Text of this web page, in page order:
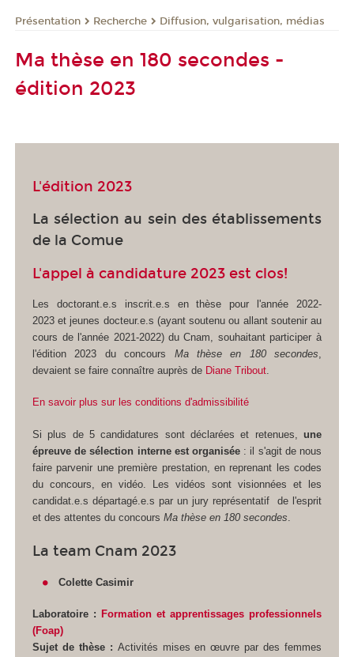
Présentation Recherche Diffusion, vulgarisation, médias
Ma thèse en 180 secondes -
édition 2023
L'édition 2023
La sélection au sein des établissements
de la Comue
L'appel à candidature 2023 est clos!
Les doctorant.e.s inscrit.e.s en thèse pour l'année 2022-
2023 et jeunes docteur.e.s (ayant soutenu ou allant soutenir au
cours de l'année 2021-2022) du Cnam, souhaitant participer à
l'édition 2023 du concours Ma thèse en 180 secondes
devaient se faire connaître auprès de Diane Tribout
En savoir plus sur les conditions d'admissibilité
Si plus de 5 candidatures sont déclarées et retenues, une
épreuve de sélection interne est organisée : il s'agit de nous
faire parvenir une première prestation, en reprenant les codes
du concours, en vidéo. Les vidéos sont visionnées et les
candidat.e.s départagé.e.s par un jury représentatif de l'esprit
et des attentes du concoursMa thèse en 180 secondes
La team Cnam 2023
Colette Casimir
Laboratoire : Formation et apprentissages professionnels
(Foap)
Sujet de thèse : Activités mises en œuvre par des femmes